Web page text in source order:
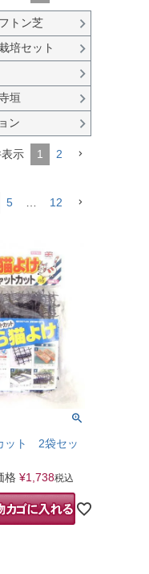
トン芝
培セット
垣
ン
示 1 2
5 … 12
ット 2袋セッ
格 ¥1,738税込